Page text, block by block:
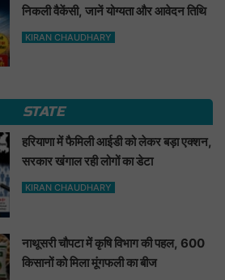
निकली वैकेंसी, जानें योग्यता और आवेदन तिथि
KIRAN CHAUDHARY
STATE
हरियाणा में फैमिली आईडी को लेकर बड़ा एक्शन,
सरकार खंगाल रही लोगों का डेटा
KIRAN CHAUDHARY
नाथूसरी चौपटा में कृषि विभाग की पहल, 600
किसानों को मिला मूंगफली का बीज